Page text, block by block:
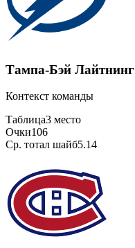
Тампа-Бэй Лайтнинг
Контекст команды
Таблица3 место
Очки106
Ср. тотал шайб5.14